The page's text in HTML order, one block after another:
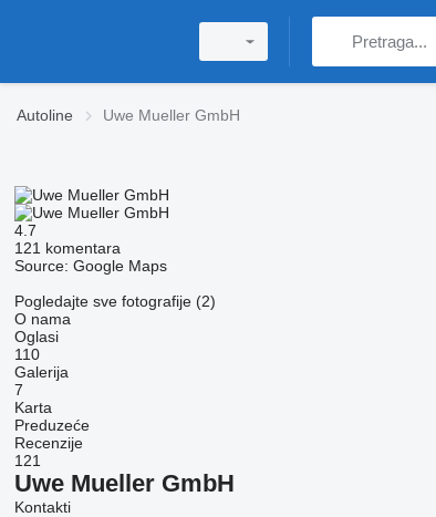
Autoline Uwe Mueller GmbH
4.7
121 komentara
Source: Google Maps
Pogledajte sve fotografije (2)
O nama
Oglasi
110
Galerija
7
Karta
Preduzeće
Recenzije
121
Uwe Mueller GmbH
Kontakti